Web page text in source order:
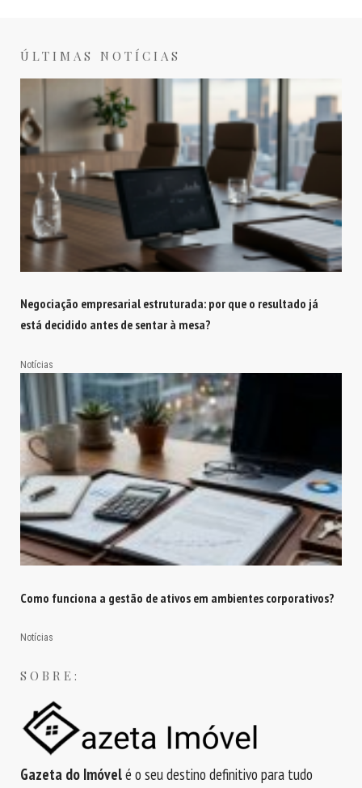
ÚLTIMAS NOTÍCIAS
Negociação empresarial estruturada: por que o resultado já
está decidido antes de sentar à mesa?
Notícias
Como funciona a gestão de ativos em ambientes corporativos?
Notícias
SOBRE:
Gazeta do Imóvelé o seu destino definitivo para tudo